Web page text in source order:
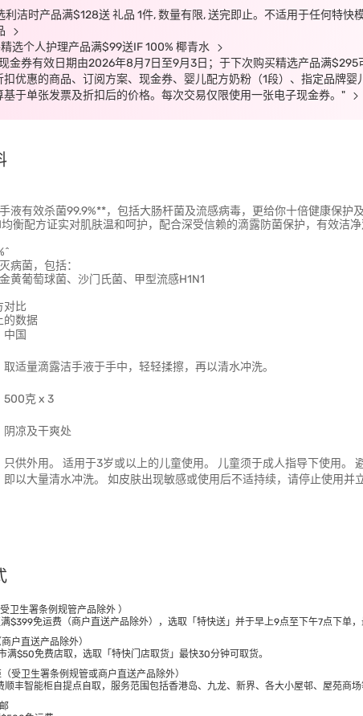
利洁时产品满$128送 礼品 1件, 数量有限, 送完即止。不适用于任何特快
选个人护理产品满$99送IF 100% 椰青水
金券有效日期由2026年8月7日至9月3日；于下次购买精选产品满$295
扣优惠的商品、订阅方案、现金券、婴儿配方奶粉（1段）、指定品牌
基于单张发票及折扣后的价格。每次交易仅限使用一张电子现金券。"
液有效杀菌99.9%**，包括大肠杆菌及流感病毒，更给你十倍健康保护
衡配方证实对肌肤温和呵护，配合深受信赖的滴露防菌保护，有效洁净
病菌，包括：
黄葡萄球菌、沙门氏菌、甲型流感H1N1
对比
的数据
中国
取适量滴露洁手液于手中，轻轻揉擦，再以清水冲洗。
500克 x 3
阴凉及干爽处
只供外用。 适用于3岁或以上的儿童使用。 儿童须于成人指导下使用。
即以大量清水冲洗。 如皮肤出现敏感或使用后不适持续，请停止使用并
卫生署条例规管产品除外 ）
$399免运费（商户直送产品除外），选取「特快送」并于早上9点至下午7点下单，
户直送产品除外）
满$50免费店取，选取「特快门店取货」最快30分钟可取货。
受卫生署条例规管或商户直送产品除外）
丰智能柜自提点自取，服务范围包括香港岛、九龙、新界、各大小屋邨、屋苑商场